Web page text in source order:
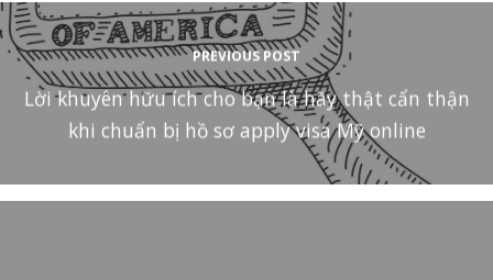
PREVIOUS POST
Lời khuyên hữu ích cho bạn là hãy thật cẩn thận
khi chuẩn bị hồ sơ apply visa Mỹ online